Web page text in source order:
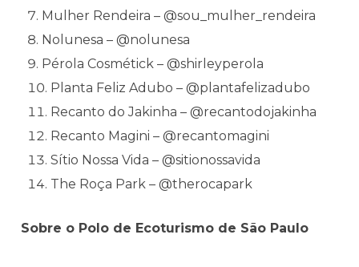
Mulher Rendeira – @sou_mulher_rendeira
Nolunesa – @nolunesa
Pérola Cosmétick – @shirleyperola
Planta Feliz Adubo – @plantafelizadubo
Recanto do Jakinha – @recantodojakinha
Recanto Magini – @recantomagini
Sítio Nossa Vida – @sitionossavida
The Roça Park – @therocapark
Sobre o Polo de Ecoturismo de São Paulo